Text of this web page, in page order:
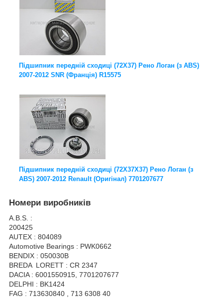
Підшипник передній сходиці (72X37) Рено Логан (з ABS)
2007-2012 SNR (Франція) R15575
Підшипник передній сходиці (72X37X37) Рено Логан (з
ABS) 2007-2012 Renault (Оригінал) 7701207677
Номери виробників
A.B.S. :
200425
AUTEX : 804089
Automotive Bearings : PWK0662
BENDIX : 050030B
BREDA LORETT : CR 2347
DACIA : 6001550915, 7701207677
DELPHI : BK1424
FAG : 713630840 , 713 6308 40